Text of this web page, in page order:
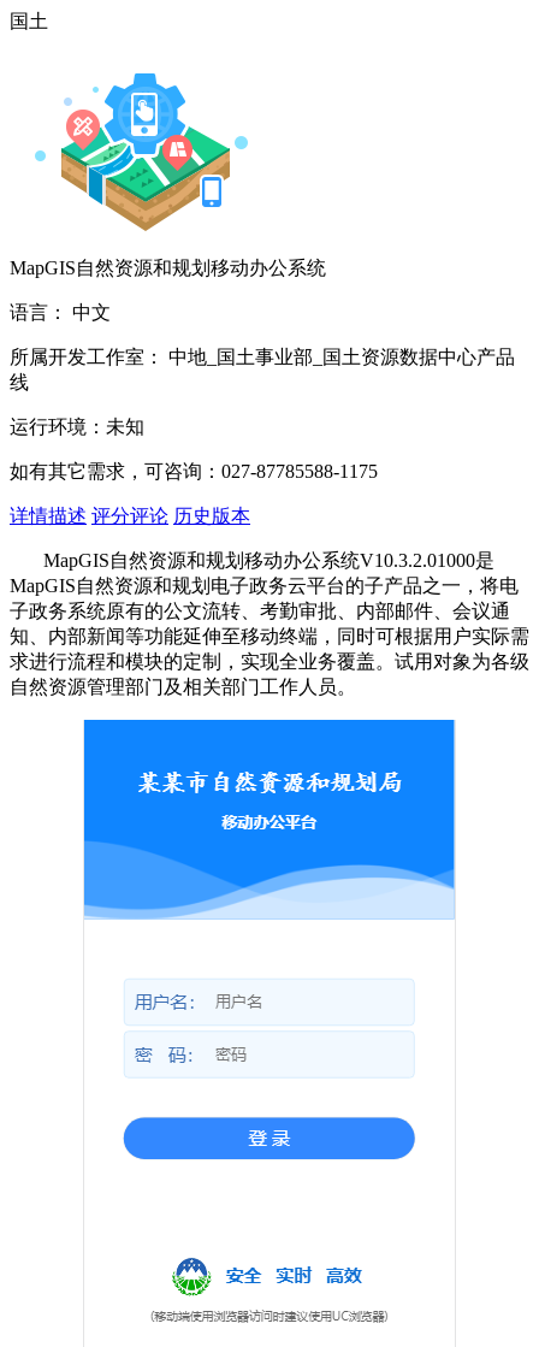
国土
MapGIS自然资源和规划移动办公系统
语言： 中文
所属开发工作室：
中地_国土事业部_国土资源数据中心产品
线
运行环境： 未知
如有其它需求，可咨询：027-87785588-1175
详情描述 评分评论 历史版本
MapGIS自然资源和规划移动办公系统V10.3.2.01000是
MapGIS自然资源和规划电子政务云平台的子产品之一，将电
子政务系统原有的公文流转、考勤审批、内部邮件、会议通
知、内部新闻等功能延伸至移动终端，同时可根据用户实际需
求进行流程和模块的定制，实现全业务覆盖。试用对象为各级
自然资源管理部门及相关部门工作人员。